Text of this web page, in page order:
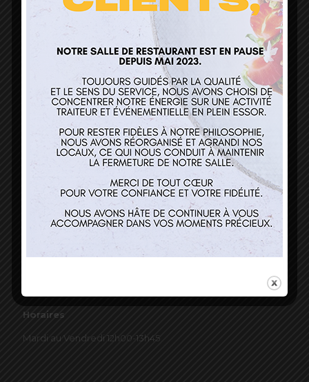
L’Atelier de Guillaume
1 Lieu Dit Sur Les Prés
68160 Sainte Marie Aux Mines
contact@atelierdeguillaume.fr
Nos services
Restaurant
Contact
Horaires
Mardi au Vendredi 12h00-13h45